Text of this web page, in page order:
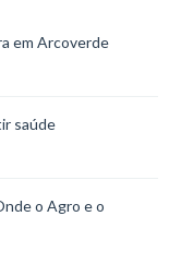
em Arcoverde
saúde
o Agro e o